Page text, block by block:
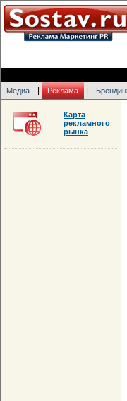
Медиа Реклама
Карта
рекламного
рынка